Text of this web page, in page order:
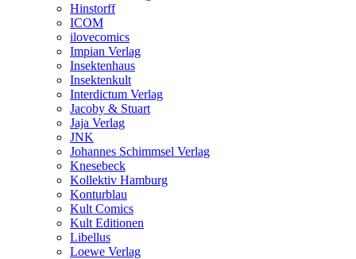
Hinstorff
ICOM
ilovecomics
Impian Verlag
Insektenhaus
Insektenkult
Interdictum Verlag
Jacoby & Stuart
Jaja Verlag
JNK
Johannes Schimmsel Verlag
Knesebeck
Kollektiv Hamburg
Konturblau
Kult Comics
Kult Editionen
Libellus
Loewe Verlag